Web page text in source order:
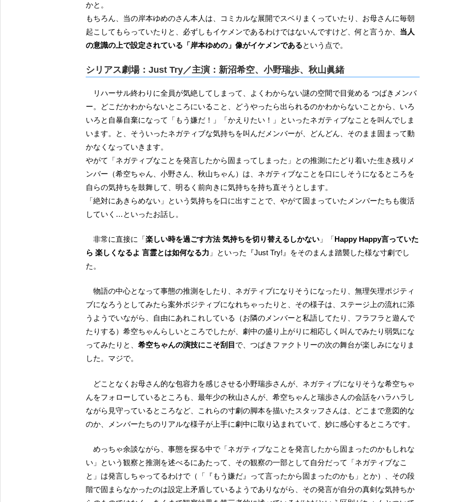
かと。
もちろん、当の岸本ゆめのさん本人は、コミカルな展開でスベりまくっていたり、お母さんに毎朝
起こしてもらっていたりと、必ずしもイケメンであるわけではないんですけど、何と言うか、 当人
の意識の上で設定されている「岸本ゆめの」像がイケメンであるという点で。
シリアス劇場：Just Try／主演：新沼希空、小野瑞歩、秋山眞緒
リハーサル終わりに全員が気絶してしまって、よくわからない謎の空間で目覚める つばきメンバ
ー。どこだかわからないところにいること、どうやったら出られるのかわからないことから、いろ
いろと自暴自棄になって「もう嫌だ！」「かえりたい！」といったネガティブなことを叫んでしま
います。と、そういったネガティブな気持ちを叫んだメンバーが、どんどん、そのまま固まって動
かなくなっていきます。
やがて「ネガティブなことを発言したから固まってしまった」との推測にたどり着いた生き残りメ
ンバー（希空ちゃん、小野さん、秋山ちゃん）は、ネガティブなことを口にしそうになるところを
自らの気持ちを鼓舞して、明るく前向きに気持ちを持ち直そうとします。
「絶対にあきらめない」という気持ちを口に出すことで、やがて固まっていたメンバーたちも復活
していく…といったお話し。
非常に直接に「楽しい時を過ごす方法 気持ちを切り替えるしかない 」「Happy Happy言っていた
ら 楽しくなるよ 言霊とは如何なる力 」といった『Just Try!』をそのまんま踏襲した様な寸劇でし
た。
物語の中心となって事態の推測をしたり、ネガティブになりそうになったり、無理矢理ポジティ
ブになろうとしてみたら案外ポジティブになれちゃったりと、その様子は、ステージ上の流れに添
うようでいながら、自由にあれこれしている（お隣のメンバーと私語してたり、フラフラと遊んで
たりする）希空ちゃんらしいところでしたが、劇中の盛り上がりに相応しく叫んでみたり弱気にな
ってみたりと、 希空ちゃんの演技にこそ刮目 で、つばきファクトリーの次の舞台が楽しみになりま
した。マジで。
どことなくお母さん的な包容力を感じさせる小野瑞歩さんが、ネガティブになりそうな希空ちゃ
んをフォローしているところも、最年少の秋山さんが、希空ちゃんと瑞歩さんの会話をハラハラし
ながら見守っているところなど、これらの寸劇の脚本を描いたスタッフさんは、どこまで意図的な
のか、メンバーたちのリアルな様子が上手に劇中に取り込まれていて、妙に感心するところです。
めっちゃ余談ながら、事態を探る中で「ネガティブなことを発言したから固まったのかもしれな
い」という観察と推測を述べるにあたって、その観察の一部として自分だって「ネガティブなこ
と」は発言しちゃってるわけで（「『もう嫌だ』って言ったから固まったのかも」とか）、その段
階で固まらなかったのは設定上矛盾しているようでありながら、その発言が自分の真剣な気持ちか